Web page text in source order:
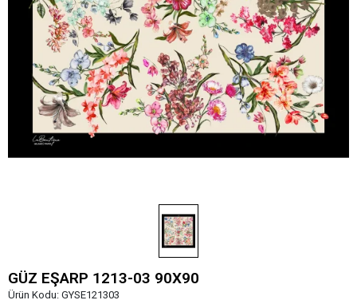
GÜZ EŞARP 1213-03 90X90
Ürün Kodu: GYSE121303